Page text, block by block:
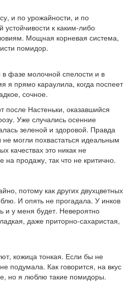
и по урожайности, и по
к каким-либо
Мощная корневая система,
помидор.
фазе молочной спелости и в
я прямо караулила, когда поспеет
сочное.
после Настеньки, оказавшийся
Уже случались осенние
зеленой и здоровой. Правда
могли похвастаться идеальным
качествах это никак не
продажу, так что не критично.
потому как других двухцветных
И опять не прогадала. У инков
и у меня будет. Невероятно
даже приторно-сахаристая,
кожица тонкая. Если бы не
подумала. Как говорится, на вкус
но я люблю такие помидоры.